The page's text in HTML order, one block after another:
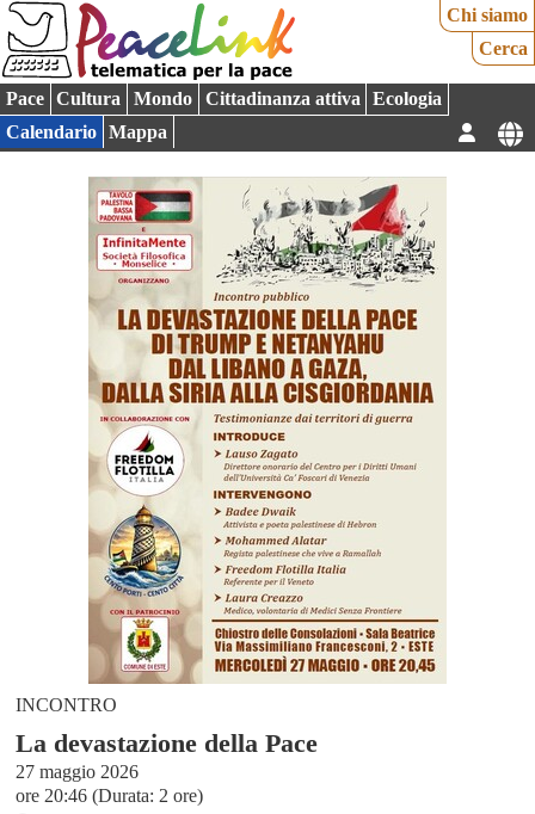
Chi siamo
Cerca
Pace Cultura Mondo Cittadinanza attiva
Ecologia
Calendario
Mappa
INCONTRO
La devastazione della Pace
27 maggio 2026
ore 20:46 (Durata: 2 ore)